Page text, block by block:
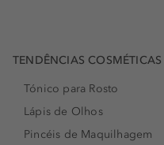
TENDÊNCIAS COSMÉTICAS
Tónico para Rosto
Lápis de Olhos
Pincéis de Maquilhagem